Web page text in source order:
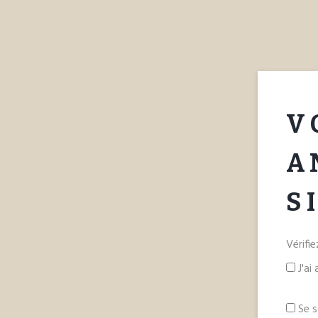
J'ai
Se